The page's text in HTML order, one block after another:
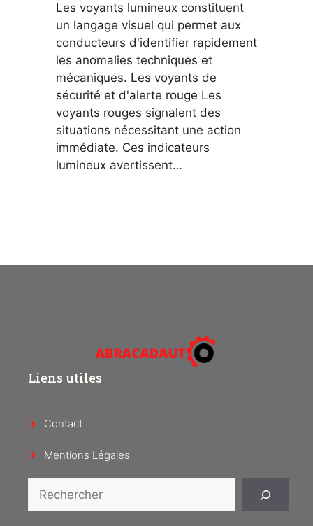
Les voyants lumineux constituent
un langage visuel qui permet aux
conducteurs d'identifier rapidement
les anomalies techniques et
mécaniques. Les voyants de
sécurité et d'alerte rouge Les
voyants rouges signalent des
situations nécessitant une action
immédiate. Ces indicateurs
lumineux avertissent…
Liens utiles
Contact
Mentions Légales
Rechercher